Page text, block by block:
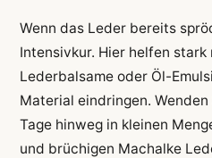
Wenn das Leder bereits
Intensivkur. Hier helfen
Lederbalsame oder Öl-
Material eindringen.
Tage hinweg in kleinen
und brüchigen Machalke